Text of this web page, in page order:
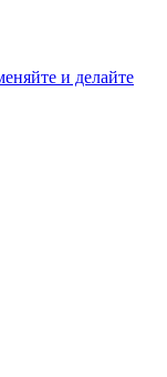
и делайте